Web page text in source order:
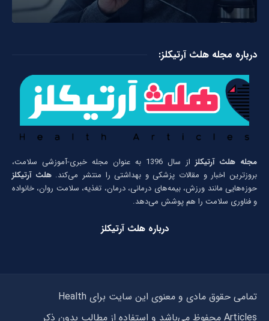
درباره مجله هلث آرتیکلز:
مجله هلث آرتیکلز
از سال 1396 به عنوان مجله خبری-آموزشی سلامت،
بروزترین اخبار و مقالات پزشکی و بهداشتی را منتشر می‌کند.هلث آرتیکلز
حوزه‌هایی مانند ورزش، بیمه‌های درمانی، درمان، تغذیه، سلامت روان، خانواده
و فناوری سلامت را هم پوشش می‌دهد.
درباره هلث آرتیکلز
تمامی حقوق مادی و معنوی این سایت برای Health
Articles محفوظ می‌باشد و استفاده از مطالب بدون ذکر